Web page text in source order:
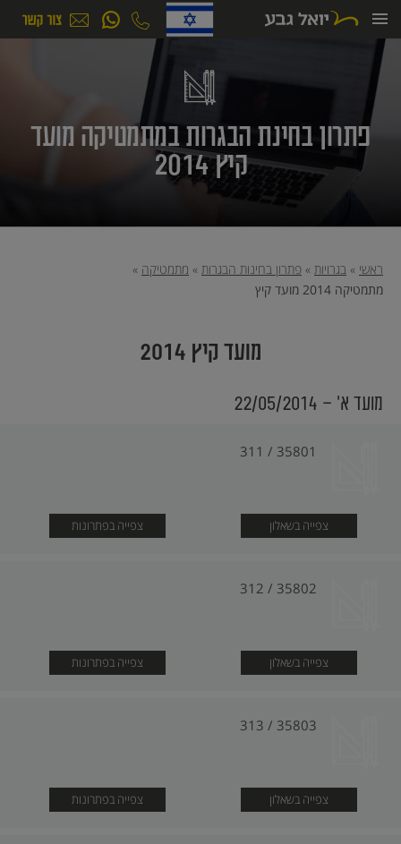
לתוכן
פתרון בחינת הבגרות במתמטיקה מועד
קיץ 2014
ראשי » בגרויות » פתרון בחינות הבגרות » מתמטיקה »
מתמטיקה 2014 מועד קיץ
מועד קיץ 2014
מועד א׳ - 22/05/2014
35801 / 311
צפייה בשאלון צפייה בפתרונות
35802 / 312
צפייה בשאלון צפייה בפתרונות
35803 / 313
צפייה בשאלון צפייה בפתרונות